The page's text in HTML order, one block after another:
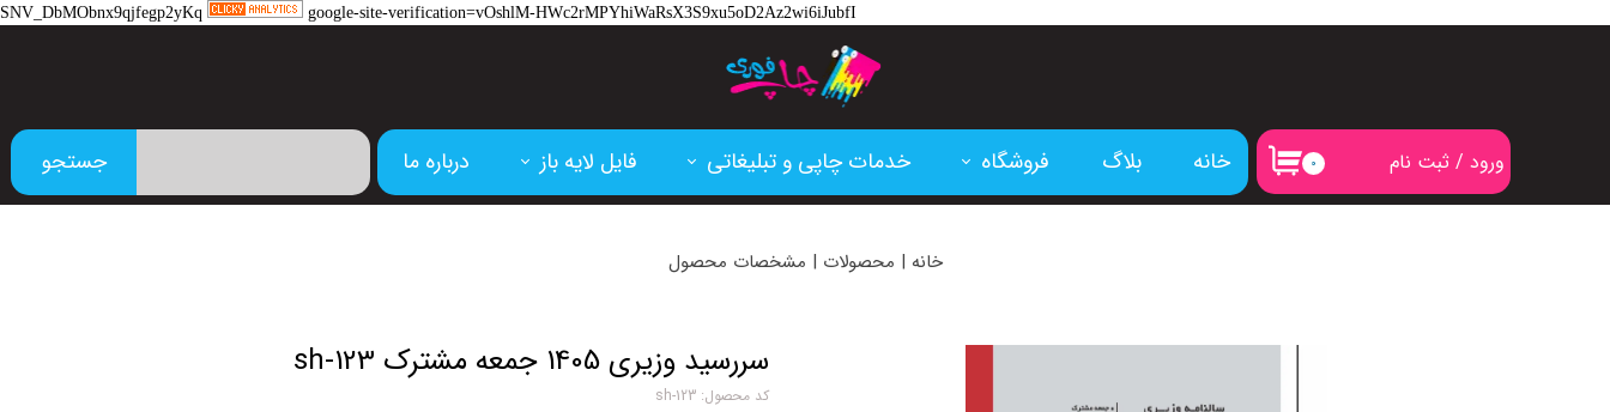
SNV_DbMObnx9qjfegp2yKq google-site-verification=vOshlM-HWc2rMPYhiWaRsX3S9xu5oD2Az2wi6iJubfI
۰ ورود / ثبت نام
حساب کاربری من
خانه بلاگ فروشگاه
کاغذ و مقوا
خدمات چاپی و تبلیغاتی فایل لایه باز
اعلامیه ترحیم
درباره ما جستجو
خانه | محصولات | مشخصات محصول
سررسید وزیری 1405 جمعه مشترک sh-123
کد محصول: sh-123